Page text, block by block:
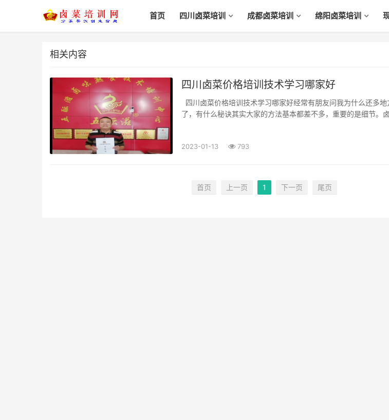
首页 四川卤菜培训 成都卤菜培训 绵阳卤菜培训
相关内容
四川卤菜价格培训技术学习哪家好
了，有什么秘诀其实大家的方法基本都差不多，重要的是细节。
2023-01-13 793
首页 上一页 1 下一页 尾页